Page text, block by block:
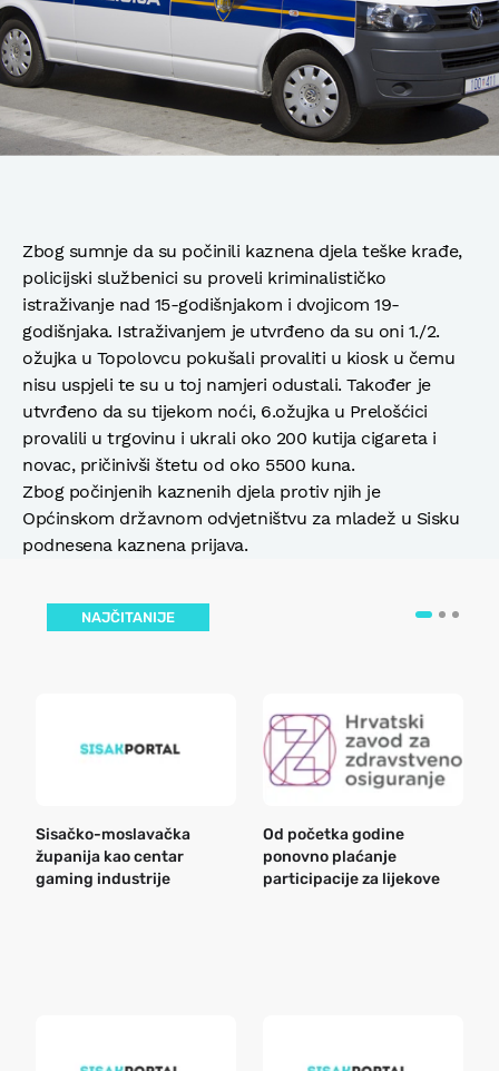
Zbog sumnje da su počinili kaznena djela teške krađe,
policijski službenici su proveli kriminalističko
istraživanje nad 15-godišnjakom i dvojicom 19-
godišnjaka. Istraživanjem je utvrđeno da su oni 1./2.
ožujka u Topolovcu pokušali provaliti u kiosk u čemu
nisu uspjeli te su u toj namjeri odustali. Također je
utvrđeno da su tijekom noći, 6.ožujka u Prelošćici
provalili u trgovinu i ukrali oko 200 kutija cigareta i
novac, pričinivši štetu od oko 5500 kuna.
Zbog počinjenih kaznenih djela protiv njih je
Općinskom državnom odvjetništvu za mladež u Sisku
podnesena kaznena prijava.
NAJČITANIJE
Sisačko-moslavačka
županija kao centar
gaming industrije
Od početka godine
ponovno plaćanje
participacije za lijekove